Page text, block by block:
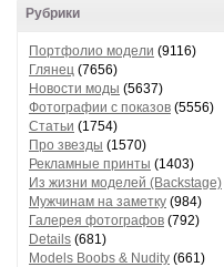
Рубрики
Портфолио модели (9116)
Глянец (7656)
Новости моды (5637)
Фотографии с показов (5556)
Статьи (1754)
Про звезды (1570)
Рекламные принты (1403)
Из жизни моделей (Backstage)
Мужчинам на заметку (984)
Галерея фотографов (792)
Details (681)
Models Boobs & Nudity (661)